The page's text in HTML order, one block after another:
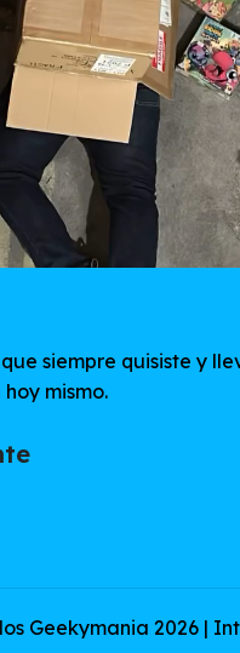
siempre quisiste y
mismo.
Geekymania 2026 |